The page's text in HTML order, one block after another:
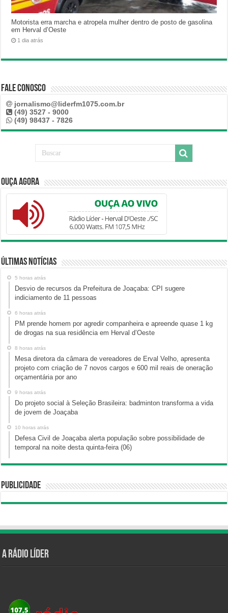
Motorista erra marcha e atropela mulher dentro de posto de gasolina
em Herval d’Oeste
1 dia atrás
Fale Conosco
jornalismo@liderfm1075.com.br
(49) 3527 - 9000
(49) 98437 - 7826
Ouça Agora
Últimas Notícias
5 horas atrás
Desvio de recursos da Prefeitura de Joaçaba: CPI sugere
indiciamento de 11 pessoas
6 horas atrás
PM prende homem por agredir companheira e apreende quase 1 kg
de drogas na sua residência em Herval d’Oeste
8 horas atrás
Mesa diretora da câmara de vereadores de Erval Velho, apresenta
projeto com criação de 7 novos cargos e 600 mil reais de oneração
orçamentária por ano
9 horas atrás
Do projeto social à Seleção Brasileira: badminton transforma a vida
de jovem de Joaçaba
10 horas atrás
Defesa Civil de Joaçaba alerta população sobre possibilidade de
temporal na noite desta quinta-feira (06)
Publicidade
A Rádio Líder